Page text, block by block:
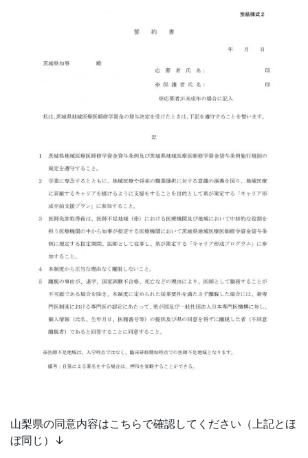
山梨県の同意内容はこちらで確認してください（上記とほ
ぼ同じ）↓